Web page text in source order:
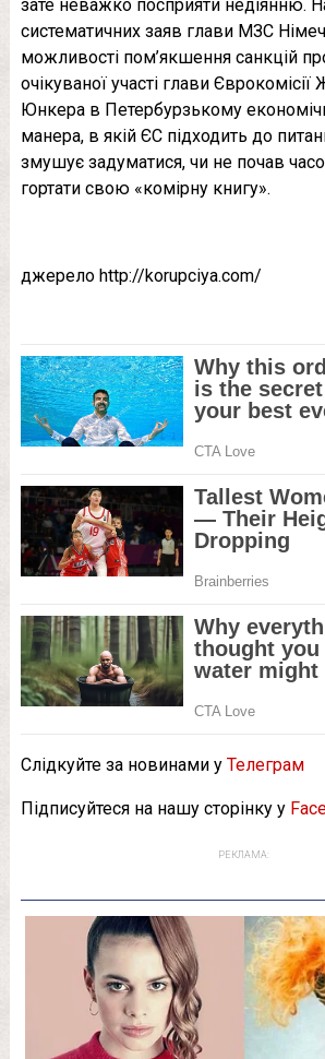
зате неважко посприяти недіянню.
систематичних заяв глави МЗС
можливості пом’якшення санкцій
очікуваної участі глави
Юнкера в Петербурзькому
манера, в якій ЄС підходить до
змушує задуматися, чи не почав
гортати свою «комірну книгу».
джерело http://korupciya.com/
Слідкуйте за новинами у Телеграм
Підписуйтеся на нашу сторінку у
РЕКЛАМА: